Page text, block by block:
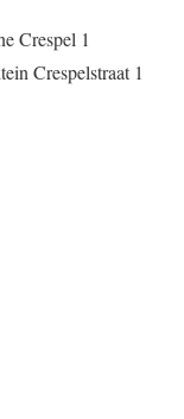
Crespel 1
Crespelstraat 1